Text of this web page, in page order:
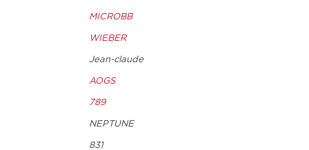
MICROBB
WIEBER
Jean-claude
AOGS
789
NEPTUNE
831